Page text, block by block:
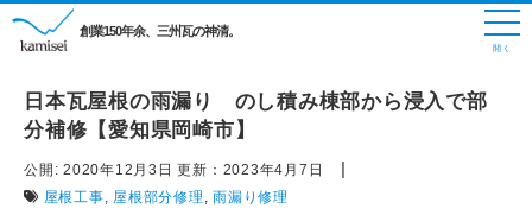
創業150年余、三州瓦の神清。
日本瓦屋根の雨漏り のし積み棟部から浸入で部
分補修【愛知県岡崎市】
公開: 2020年12月3日 更新： 2023年4月7日 |
屋根工事, 屋根部分修理 , 雨漏り修理